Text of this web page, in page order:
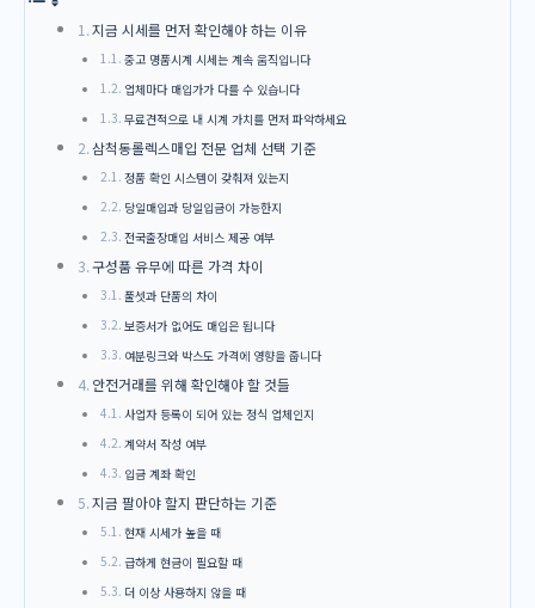
지금 시세를 먼저 확인해야 하는 이유
중고 명품시계 시세는 계속 움직입니다
업체마다 매입가가 다를 수 있습니다
무료견적으로 내 시계 가치를 먼저 파악하세요
삼척동롤렉스매입 전문 업체 선택 기준
정품 확인 시스템이 갖춰져 있는지
당일매입과 당일입금이 가능한지
전국출장매입 서비스 제공 여부
구성품 유무에 따른 가격 차이
풀셋과 단품의 차이
보증서가 없어도 매입은 됩니다
여분링크와 박스도 가격에 영향을 줍니다
안전거래를 위해 확인해야 할 것들
사업자 등록이 되어 있는 정식 업체인지
계약서 작성 여부
입금 계좌 확인
지금 팔아야 할지 판단하는 기준
현재 시세가 높을 때
급하게 현금이 필요할 때
더 이상 사용하지 않을 때